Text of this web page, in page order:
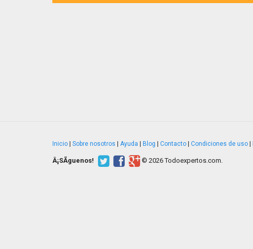
Inicio Sobre nosotros Ayuda Blog Contacto Condiciones de uso
Â¡SÃ­guenos! © 2026 Todoexpertos.com.